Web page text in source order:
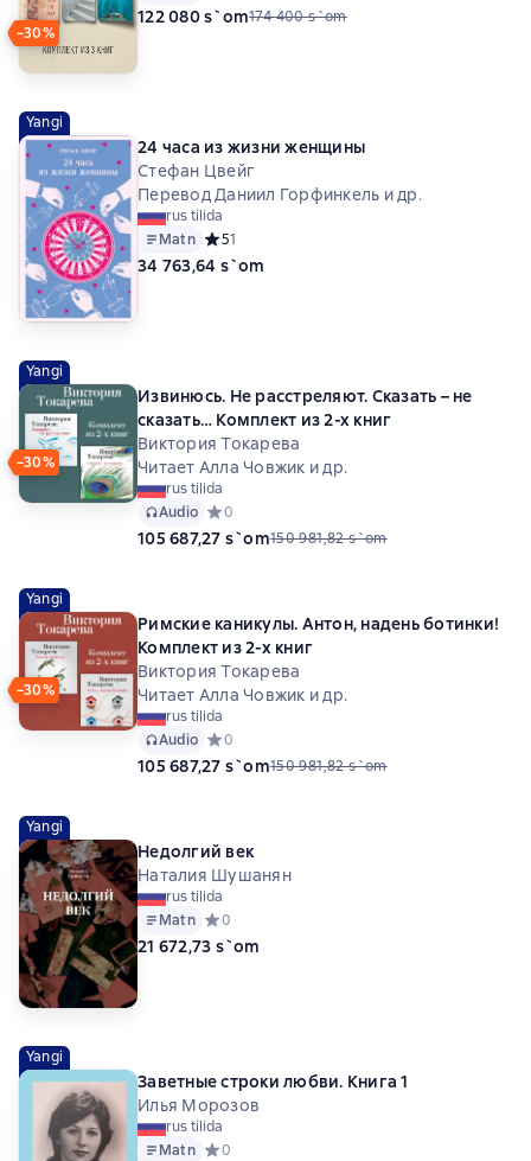
−30%
122 080 s`om174 400 s`om
Yangi
24 часа из жизни женщины
Стефан Цвейг
Перевод Даниил Горфинкель и др.
rus tilida
Matn Средний рейтинг 5 на основе 1 оценок
51
34 763,64 s`om
Yangi
−30%
Извинюсь. Не расстреляют. Сказать – не
сказать… Комплект из 2-х книг
Виктория Токарева
Читает Алла Човжик и др.
rus tilida
Audio Средний рейтинг 0 на основе 0 оценок
0
105 687,27 s`om150 981,82 s`om
Yangi
−30%
Римские каникулы. Антон, надень ботинки!
Комплект из 2-х книг
Виктория Токарева
Читает Алла Човжик и др.
rus tilida
Audio Средний рейтинг 0 на основе 0 оценок
0
105 687,27 s`om150 981,82 s`om
Yangi
Недолгий век
Наталия Шушанян
rus tilida
Matn Средний рейтинг 0 на основе 0 оценок
0
21 672,73 s`om
Yangi
Заветные строки любви. Книга 1
Илья Морозов
rus tilida
Matn Средний рейтинг 0 на основе 0 оценок
0